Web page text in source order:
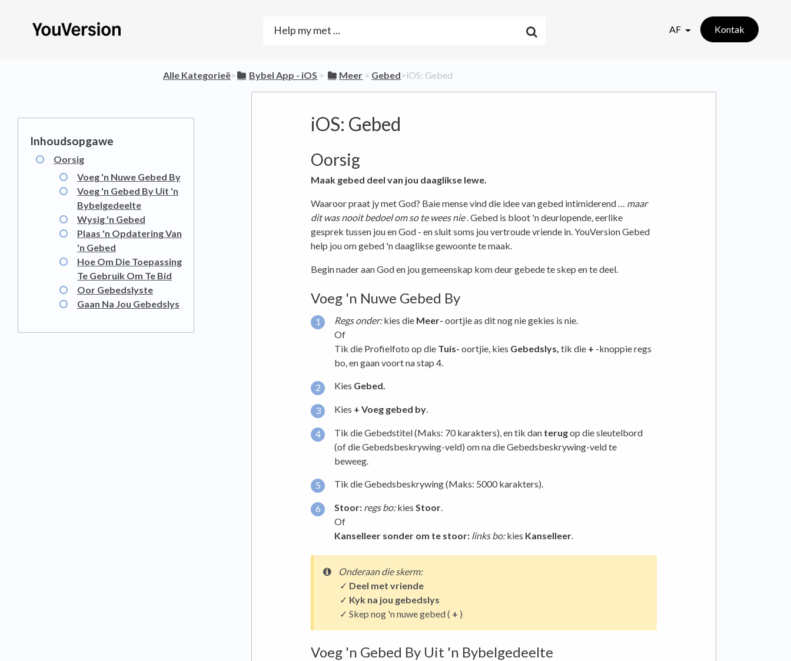
AF Kontak
Alle Kategorieë​>​ ​Bybel App - iOS ​ > ​ ​Meer ​ > ​ ​Gebed​>​ iOS: Gebed
iOS: Gebed
Oorsig
Voeg 'n Nuwe Gebed By
Voeg 'n Gebed By Uit 'n
Bybelgedeelte
Wysig 'n Gebed
Plaas 'n Opdatering Van
'n Gebed
Hoe Om Die Toepassing
Te Gebruik Om Te Bid
Oor Gebedslyste
Gaan Na Jou Gebedslys
Oorsig
Maak gebed deel van jou daaglikse lewe.
Waaroor praat jy met God? Baie mense vind die idee van gebed intimiderend … maar
dit was nooit bedoel om so te wees nie. Gebed is bloot 'n deurlopende, eerlike
gesprek tussen jou en God - en sluit soms jou vertroude vriende in. YouVersion Gebed
help jou om gebed 'n daaglikse gewoonte te maak.
Begin nader aan God en jou gemeenskap kom deur gebede te skep en te deel.
Voeg 'n Nuwe Gebed By
Regs onder:kies die Meer- oortjie as dit nog nie gekies is nie.
Of
Tik die Profielfoto op die Tuis- oortjie, kies Gebedslys, tik die + -knoppie regs
bo, en gaan voort na stap 4.
Kies Gebed.
Kies + Voeg gebed by.
Tik die Gebedstitel (Maks: 70 karakters), en tik dan terugop die sleutelbord
(of die Gebedsbeskrywing-veld) om na die Gebedsbeskrywing-veld te
beweeg.
Tik die Gebedsbeskrywing (Maks: 5000 karakters).
Stoor: regs bo:kies Stoor
Of
Kanselleer sonder om te stoor: links bo:kies Kanselleer
Onderaan die skerm:
✓ Deel met vriende
✓ Kyk na jou gebedslys
✓ Skep nog 'n nuwe gebed ( + )
Voeg 'n Gebed By Uit 'n Bybelgedeelte